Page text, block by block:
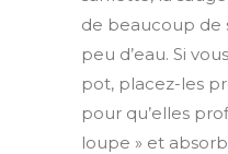
de beaucoup de
peu d’eau. Si
pot, placez-les
pour qu’elles
loupe » et